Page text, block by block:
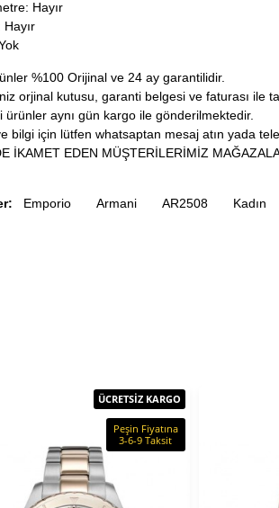
Hayır
Hayır
%100 Orijinal ve 24 ay garantilidir.
orjinal kutusu, garanti belgesi ve faturası ile
ürünler aynı gün kargo ile gönderilmektedir.
bilgi için lütfen whatsaptan mesaj atın yada
İKAMET EDEN MÜŞTERİLERİMİZ
Emporio Armani AR2508 Kadın
ÜCRETSİZ KARGO
Peşin Fiyatına
3-6-9 Taksit